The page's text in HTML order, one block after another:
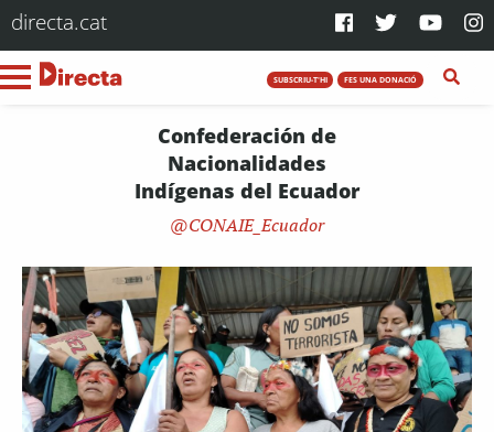
directa.cat
SUBSCRIU-T'HI FES UNA DONACIÓ
Confederación de
Nacionalidades
Indígenas del Ecuador
CONAIE_Ecuador